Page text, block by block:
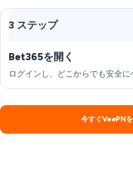
3 ステップ
Bet365を開く
ログインし、どこからでも安全に
今すぐVeePN